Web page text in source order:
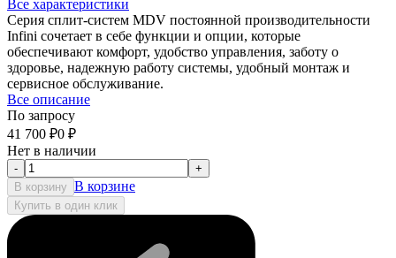
Все характеристики
Серия сплит-систем MDV постоянной производительности
Infini сочетает в себе функции и опции, которые
обеспечивают комфорт, удобство управления, заботу о
здоровье, надежную работу системы, удобный монтаж и
сервисное обслуживание.
Все описание
По запросу
41 700 ₽0 ₽
Нет в наличии
-
+
В корзину В корзине
Купить в один клик